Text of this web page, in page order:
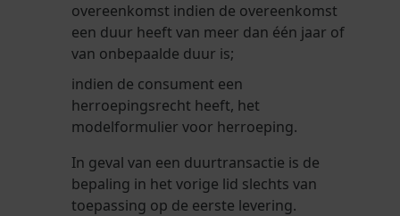
overeenkomst indien de overeenkomst
een duur heeft van meer dan één jaar of
van onbepaalde duur is;
indien de consument een
herroepingsrecht heeft, het
modelformulier voor herroeping.
In geval van een duurtransactie is de
bepaling in het vorige lid slechts van
toepassing op de eerste levering.